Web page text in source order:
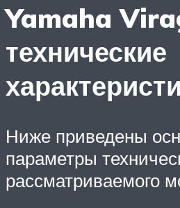
Yamaha
технические
Ниже приведены
параметры
рассматриваемого